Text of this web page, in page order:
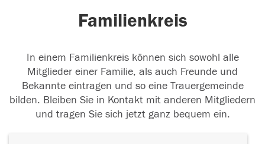
Familienkreis
In einem Familienkreis können sich sowohl alle
Mitglieder einer Familie, als auch Freunde und
Bekannte eintragen und so eine Trauergemeinde
bilden. Bleiben Sie in Kontakt mit anderen Mitgliedern
und tragen Sie sich jetzt ganz bequem ein.